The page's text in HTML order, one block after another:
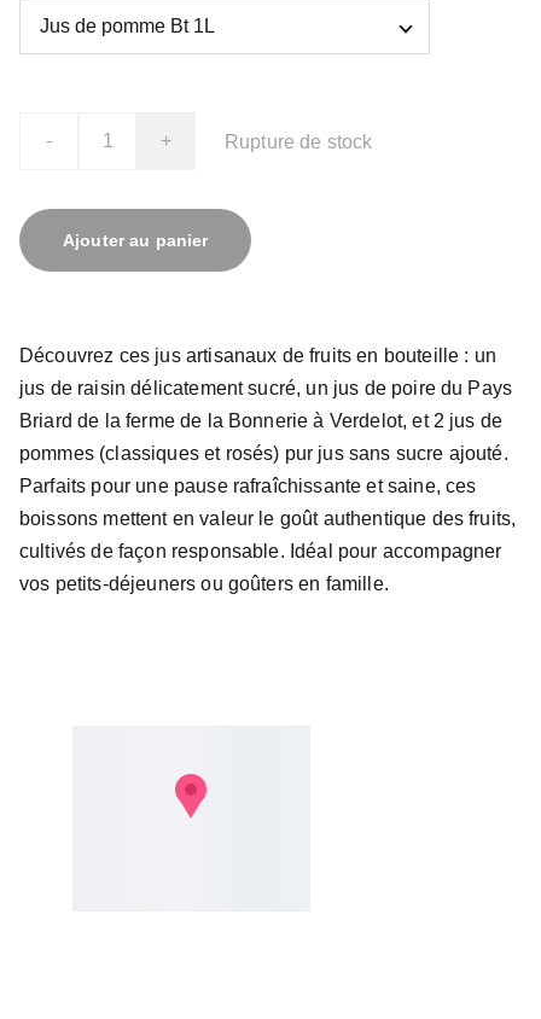
- + Rupture de stock
Ajouter au panier
Découvrez ces jus artisanaux de fruits en bouteille : un
jus de raisin délicatement sucré, un jus de poire du Pays
Briard de la ferme de la Bonnerie à Verdelot, et 2 jus de
pommes (classiques et rosés) pur jus sans sucre ajouté.
Parfaits pour une pause rafraîchissante et saine, ces
boissons mettent en valeur le goût authentique des fruits,
cultivés de façon responsable. Idéal pour accompagner
vos petits-déjeuners ou goûters en famille.